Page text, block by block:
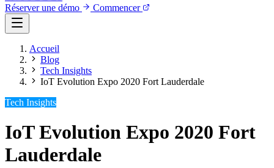
Réserver une démo
Commencer
Accueil
Blog
Tech Insights
IoT Evolution Expo 2020 Fort Lauderdale
Tech Insights
IoT Evolution Expo 2020 Fort
Lauderdale